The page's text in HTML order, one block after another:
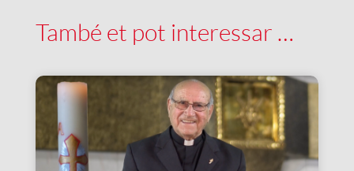
També et pot interessar …